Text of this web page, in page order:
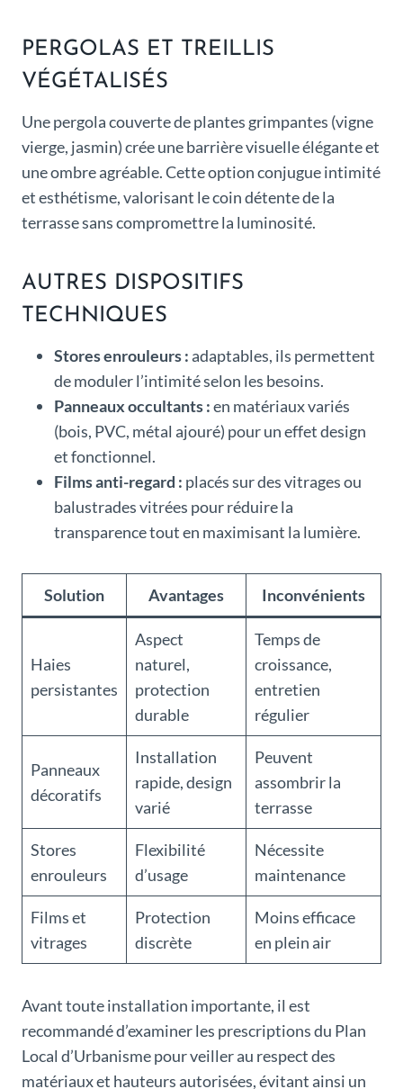
PERGOLAS ET TREILLIS
VÉGÉTALISÉS
Une pergola couverte de plantes grimpantes (vigne
vierge, jasmin) crée une barrière visuelle élégante et
une ombre agréable. Cette option conjugue intimité
et esthétisme, valorisant le coin détente de la
terrasse sans compromettre la luminosité.
AUTRES DISPOSITIFS
TECHNIQUES
Stores enrouleurs :adaptables, ils permettent
de moduler l’intimité selon les besoins.
Panneaux occultants :en matériaux variés
(bois, PVC, métal ajouré) pour un effet design
et fonctionnel.
Films anti-regard : placés sur des vitrages ou
balustrades vitrées pour réduire la
transparence tout en maximisant la lumière.
Solution Avantages Inconvénients
Haies
persistantes
Aspect
naturel,
protection
durable
Temps de
croissance,
entretien
régulier
Panneaux
décoratifs
Installation
rapide, design
varié
Peuvent
assombrir la
terrasse
Stores
enrouleurs
Flexibilité
d’usage
Nécessite
maintenance
Films et
vitrages
Protection
discrète
Moins efficace
en plein air
Avant toute installation importante, il est
recommandé d’examiner les prescriptions du Plan
Local d’Urbanisme pour veiller au respect des
matériaux et hauteurs autorisées, évitant ainsi un